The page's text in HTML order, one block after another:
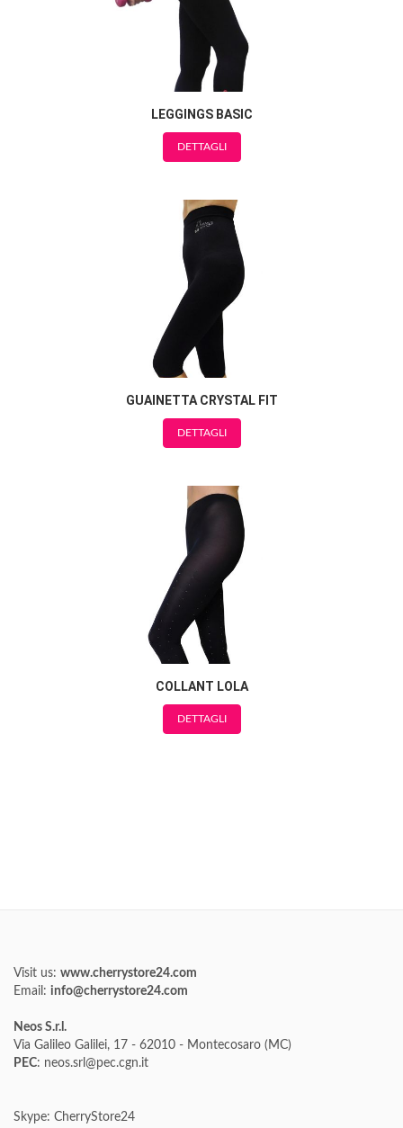
LEGGINGS BASIC
DETTAGLI
GUAINETTA CRYSTAL FIT
DETTAGLI
COLLANT LOLA
DETTAGLI
Visit us: www.cherrystore24.com
Email: info@cherrystore24.com
Neos S.r.l.
Via Galileo Galilei, 17 - 62010 - Montecosaro (MC)
PEC: neos.srl@pec.cgn.it
Skype: CherryStore24